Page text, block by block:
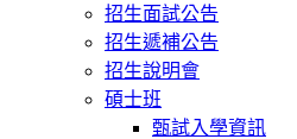
招生面試公告
招生遞補公告
招生說明會
碩士班
甄試入學資訊